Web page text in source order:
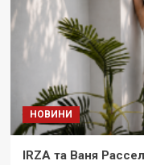
НОВИНИ
IRZA та Ваня